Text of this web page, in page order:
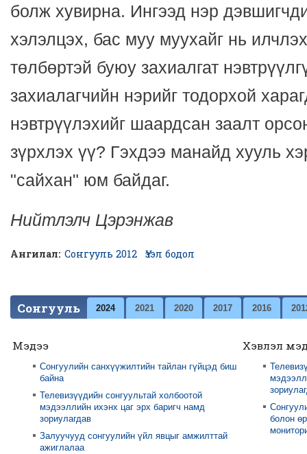
болж хувирна. Ингээд нэр
хэлэлцэх, бас муу муухайг нь
төлбөртэй буюу захиалгат
захиалагчийн нэрийг тодорхой
нэвтрүүлэхийг шаардсан заалт
зүрхлэх үү? Гэхдээ манайд хууль
"сайхан" юм байдаг.
Нийтлэлч Цэрэнжав
Ангилал: Сонгууль 2012 Үзэл бодол
Сонгууль 2024 2021 2020 2017 2016
Мэдээ
Сонгуулийн санхүүжилтийн тайлан гүйцэд биш
байна
Телевизүүдийн сонгуультай холбоотой
мэдээллийн ихэнх цаг эрх баригч намд
зориулагдав
Залуучууд сонгуулийн үйл явцыг амжилттай
ажиглалаа
Хэвлэл
болон